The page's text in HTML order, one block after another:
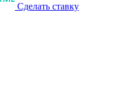
Сделать ставку